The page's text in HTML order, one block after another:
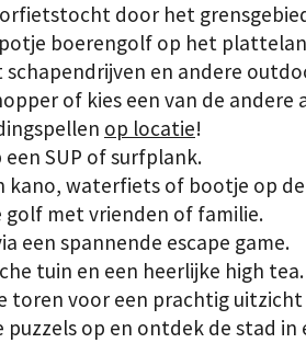
door het
boerengolf op het
schapendrijven en andere
of kies een van de andere
op locatie!
SUP of surfplank.
kano, waterfiets of bootje op
golf met vrienden of familie.
een spannende escape game.
tuin en een heerlijke high tea.
toren voor een prachtig
puzzels op en ontdek de stad in